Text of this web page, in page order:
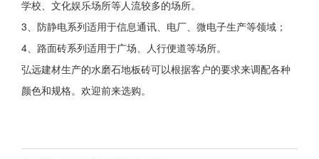
学校、文化娱乐场所等人流较多的场所。
3、防静电系列适用于信息通讯、电厂、微电子生产等领域；
4、路面砖系列适用于广场、人行便道等场所。
弘远建材生产的水磨石地板砖可以根据客户的要求来调配各种
颜色和规格。欢迎前来选购。